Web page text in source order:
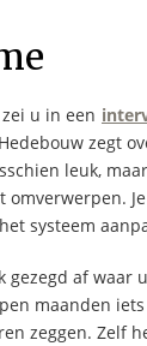
u in een
zegt
leuk,
omverwerpen.
systeem
gezegd af waar
maanden
zeggen. Zelf